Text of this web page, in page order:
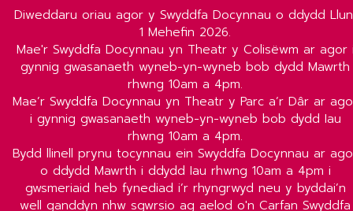
Diweddaru oriau agor y Swyddfa Docynnau o ddydd
1 Mehefin 2026.
Mae'r Swyddfa Docynnau yn Theatr y Colisëwm ar agor
gynnig gwasanaeth wyneb-yn-wyneb bob dydd Mawrth
rhwng 10am a 4pm.
Mae’r Swyddfa Docynnau yn Theatr y Parc a’r Dâr ar
i gynnig gwasanaeth wyneb-yn-wyneb bob dydd Iau
rhwng 10am a 4pm.
Bydd llinell prynu tocynnau ein Swyddfa Docynnau ar
o ddydd Mawrth i ddydd Iau rhwng 10am a 4pm i
gwsmeriaid heb fynediad i’r rhyngrwyd neu y byddai’n
well ganddyn nhw sgwrsio ag aelod o'n Carfan Swyddfa